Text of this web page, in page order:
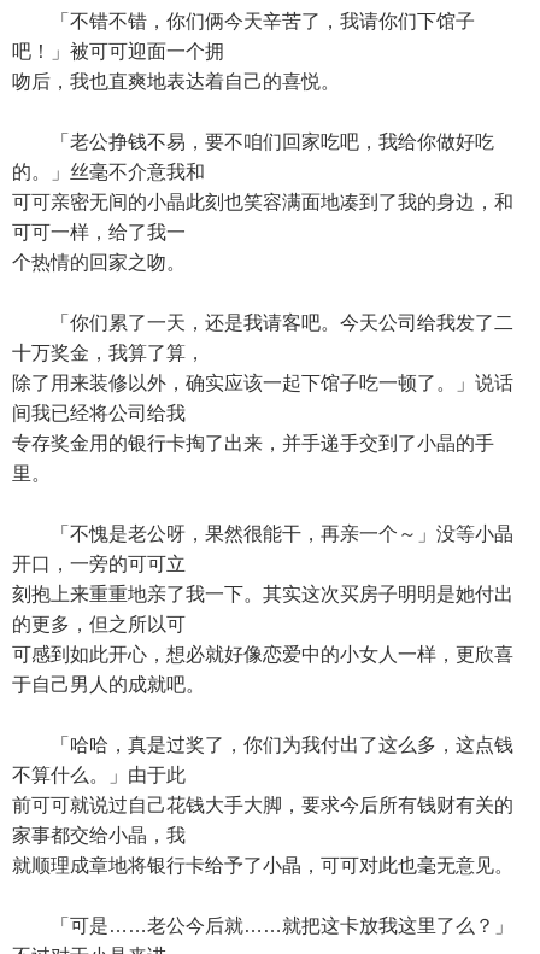
「不错不错，你们俩今天辛苦了，我请你们下馆子
吧！」被可可迎面一个拥
吻后，我也直爽地表达着自己的喜悦。
「老公挣钱不易，要不咱们回家吃吧，我给你做好吃
的。」丝毫不介意我和
可可亲密无间的小晶此刻也笑容满面地凑到了我的身边，和
可可一样，给了我一
个热情的回家之吻。
「你们累了一天，还是我请客吧。今天公司给我发了二
十万奖金，我算了算，
除了用来装修以外，确实应该一起下馆子吃一顿了。」说话
间我已经将公司给我
专存奖金用的银行卡掏了出来，并手递手交到了小晶的手
里。
「不愧是老公呀，果然很能干，再亲一个～」没等小晶
开口，一旁的可可立
刻抱上来重重地亲了我一下。其实这次买房子明明是她付出
的更多，但之所以可
可感到如此开心，想必就好像恋爱中的小女人一样，更欣喜
于自己男人的成就吧。
「哈哈，真是过奖了，你们为我付出了这么多，这点钱
不算什么。」由于此
前可可就说过自己花钱大手大脚，要求今后所有钱财有关的
家事都交给小晶，我
就顺理成章地将银行卡给予了小晶，可可对此也毫无意见。
「可是……老公今后就……就把这卡放我这里了么？」